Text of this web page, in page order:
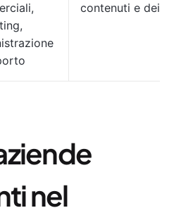
contenuti e dei
nel